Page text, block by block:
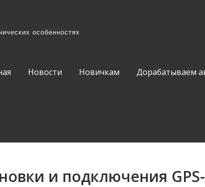
особенностях
Новости Новичкам Дорабатываем
и подключения